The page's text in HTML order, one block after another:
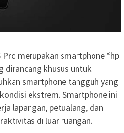
Pro merupakan smartphone “hp
dirancang khusus untuk
smartphone tangguh yang
ekstrem. Smartphone ini
lapangan, petualang, dan
di luar ruangan.